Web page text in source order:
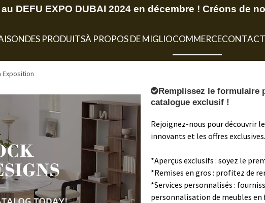
DEFU EXPO DUBAI 2024 en décembre ! Créons de
DES PRODUITSÀ PROPOS DE MIGLIOCOMMERCE
Exposition
Remplissez le formulaire
catalogue exclusif !
Rejoignez-nous pour découvrir
innovants et les offres
*Aperçus exclusifs : soyez le
*Remises en gros : profitez de
*Services personnalisés :
personnalisation de meubles en